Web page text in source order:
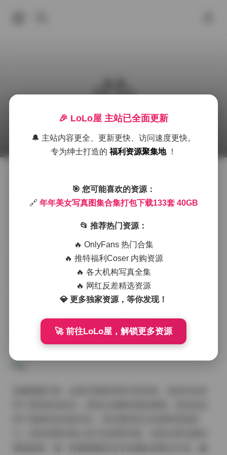
美女写真合集133套 40GB打包下载
2025年9月30日 下午3:54 丝模摄影 Cosplay图集下载
要形式。这套包含133套美女写真的40GB大容量合集，
为摄影爱好者和收藏家提供了丰富的视觉盛宴。每一套
写真都展现了不同风格的美感，从清新自然到时尚前
这套写真合集涵盖了多种拍摄风格和主题。有的写真以
自然风光为背景，模特与山水相映成趣，呈现出天人合
一的和谐美感；有的则在都市街头捕捉现代女性的独立
与自信，展现都市生活的时尚与活力；还有的以复古为
主题，重现经典时代的优雅与韵味。无论你喜欢哪种风
格，都能在这套合集中找到心仪的作品。
🎉 LoLo屋 主站已全面更新
🔔 主站内容更全、更新更快、访问速度更快。
专为绅士打造的福利资源聚集地 ！
🎯 您可能喜欢的资源：
🔗 年年美女写真图集合集打包下载133套 40GB
📂 推荐热门资源：
🔥 OnlyFans 热门合集
🔥 推特福利Coser 内购资源
🔥 各大机构写真全集
🔥 网红反差精选资源
💎 更多独家资源，等你发现！
🚀 前往LoLo屋，解锁更多资源